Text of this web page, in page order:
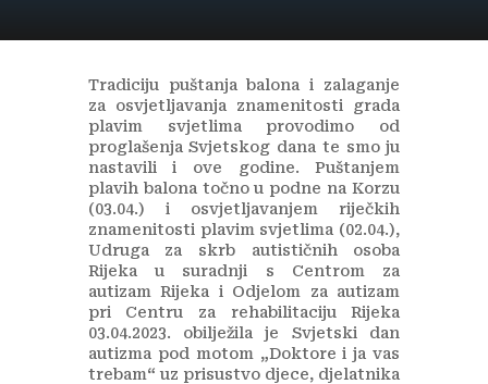
Tradiciju puštanja balona i zalaganje
za osvjetljavanja znamenitosti grada
plavim svjetlima provodimo od
proglašenja Svjetskog dana te smo ju
nastavili i ove godine. Puštanjem
plavih balona točno u podne na Korzu
(03.04.) i osvjetljavanjem riječkih
znamenitosti plavim svjetlima (02.04.),
Udruga za skrb autističnih osoba
Rijeka u suradnji s Centrom za
autizam Rijeka i Odjelom za autizam
pri Centru za rehabilitaciju Rijeka
03.04.2023. obilježila je Svjetski dan
autizma pod motom „Doktore i ja vas
trebam“ uz prisustvo djece, djelatnika